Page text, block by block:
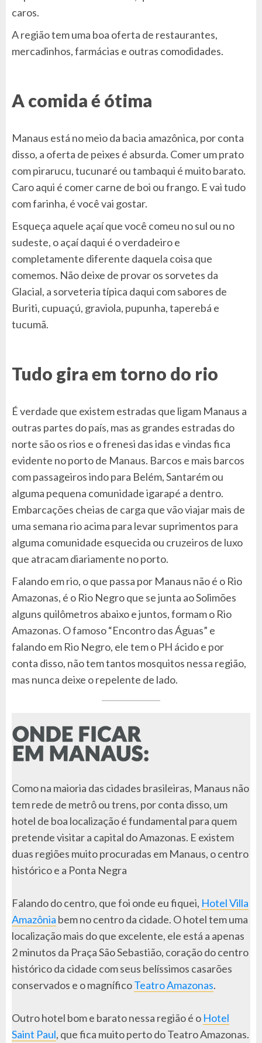
caros.
A região tem uma boa oferta de restaurantes,
mercadinhos, farmácias e outras comodidades.
A comida é ótima
Manaus está no meio da bacia amazônica, por conta
disso, a oferta de peixes é absurda. Comer um prato
com pirarucu, tucunaré ou tambaqui é muito barato.
Caro aqui é comer carne de boi ou frango. E vai tudo
com farinha, é você vai gostar.
Esqueça aquele açaí que você comeu no sul ou no
sudeste, o açaí daqui é o verdadeiro e
completamente diferente daquela coisa que
comemos. Não deixe de provar os sorvetes da
Glacial, a sorveteria típica daqui com sabores de
Buriti, cupuaçú, graviola, pupunha, taperebá e
tucumã.
Tudo gira em torno do rio
É verdade que existem estradas que ligam Manaus a
outras partes do país, mas as grandes estradas do
norte são os rios e o frenesi das idas e vindas fica
evidente no porto de Manaus. Barcos e mais barcos
com passageiros indo para Belém, Santarém ou
alguma pequena comunidade igarapé a dentro.
Embarcações cheias de carga que vão viajar mais de
uma semana rio acima para levar suprimentos para
alguma comunidade esquecida ou cruzeiros de luxo
que atracam diariamente no porto.
Falando em rio, o que passa por Manaus não é o Rio
Amazonas, é o Rio Negro que se junta ao Solimões
alguns quilômetros abaixo e juntos, formam o Rio
Amazonas. O famoso “Encontro das Águas” e
falando em Rio Negro, ele tem o PH ácido e por
conta disso, não tem tantos mosquitos nessa região,
mas nunca deixe o repelente de lado.
Como na maioria das cidades brasileiras, Manaus não
tem rede de metrô ou trens, por conta disso, um
hotel de boa localização é fundamental para quem
pretende visitar a capital do Amazonas. E existem
duas regiões muito procuradas em Manaus, o centro
histórico e a Ponta Negra
Falando do centro, que foi onde eu fiquei, Hotel Villa
Amazônia bem no centro da cidade. O hotel tem uma
localização mais do que excelente, ele está a apenas
2 minutos da Praça São Sebastião, coração do centro
histórico da cidade com seus belíssimos casarões
conservados e o magníficoTeatro Amazonas.
Outro hotel bom e barato nessa região é o Hotel
Saint Paul, que fica muito perto do Teatro Amazonas.